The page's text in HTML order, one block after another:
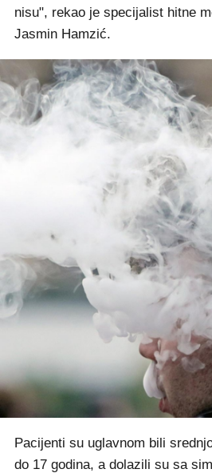
nisu", rekao je specijalist hitne
Jasmin Hamzić.
Pacijenti su uglavnom bili
do 17 godina, a dolazili su sa